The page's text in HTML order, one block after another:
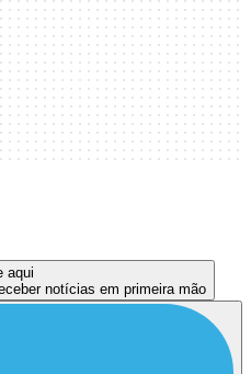
aqui
notícias em primeira mão